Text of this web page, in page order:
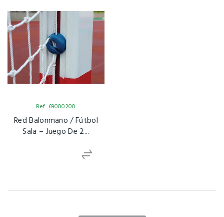
Ref: 69000200
Red Balonmano / Fútbol
Sala – Juego De 2...